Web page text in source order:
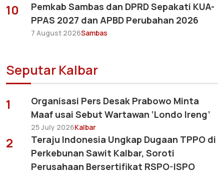
10
Pemkab Sambas dan DPRD Sepakati KUA-
PPAS 2027 dan APBD Perubahan 2026
7 August 2026Sambas
Seputar Kalbar
1
Organisasi Pers Desak Prabowo Minta
Maaf usai Sebut Wartawan ‘Londo Ireng’
25 July 2026Kalbar
2
Teraju Indonesia Ungkap Dugaan TPPO di
Perkebunan Sawit Kalbar, Soroti
Perusahaan Bersertifikat RSPO-ISPO